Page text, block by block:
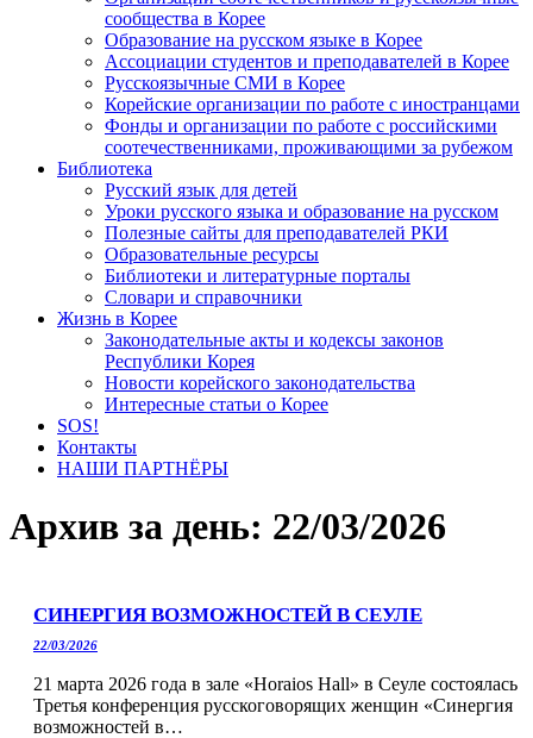
сообщества в Корее
Образование на русском языке в Корее
Ассоциации студентов и преподавателей в Корее
Русскоязычные СМИ в Корее
Корейские организации по работе с иностранцами
Фонды и организации по работе с российскими
соотечественниками, проживающими за рубежом
Библиотека
Русский язык для детей
Уроки русского языка и образование на русском
Полезные сайты для преподавателей РКИ
Образовательные ресурсы
Библиотеки и литературные порталы
Словари и справочники
Жизнь в Корее
Законодательные акты и кодексы законов
Республики Корея
Новости корейского законодательства
Интересные статьи о Корее
SOS!
Контакты
НАШИ ПАРТНЁРЫ
Архив за день: 22/03/2026
СИНЕРГИЯ ВОЗМОЖНОСТЕЙ В СЕУЛЕ
22/03/2026
21 марта 2026 года в зале «Horaios Hall» в Сеуле состоялась
Третья конференция русскоговорящих женщин «Синергия
возможностей в…